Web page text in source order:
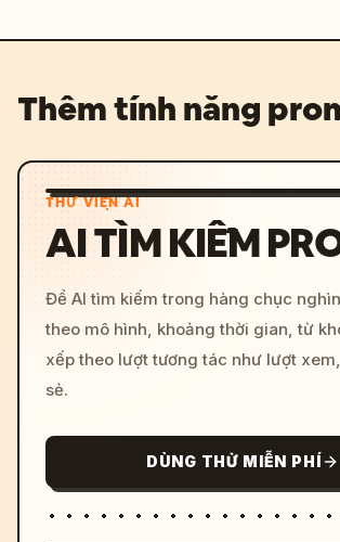
Thêm tính năng
THƯ VIỆN AI
AI TÌM KIẾM
Để AI tìm kiếm trong hàng chục
theo mô hình, khoảng thời gian, từ
xếp theo lượt tương tác như lượt
sẻ.
DÙNG THỬ MIỄN PHÍ